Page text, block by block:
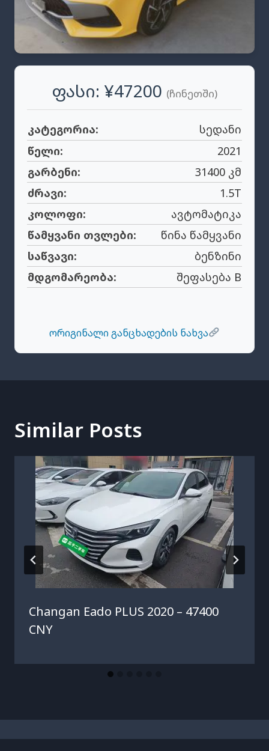
Ფასი: ¥47200 (ჩინეთში)
კატეგორია:
სედანი
წელი:
2021
გარბენი:
31400 კმ
ძრავი:
1.5T
კოლოფი:
ავტომატიკა
წამყვანი თვლები:
წინა წამყვანი
საწვავი:
ბენზინი
მდგომარეობა:
შეფასება B
ორიგინალი განცხადების ნახვა
Similar Posts
Changan Eado PLUS 2020 – 47400
CNY